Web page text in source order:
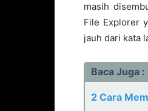
masih
File Explorer
jauh dari kata
Baca Juga :
2 Cara